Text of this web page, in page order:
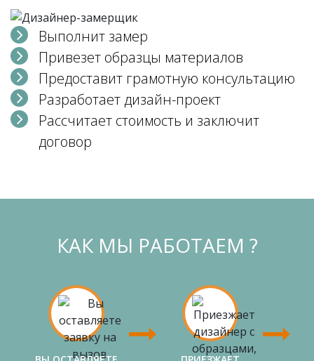
Выполнит замер
Привезет образцы материалов
Предоставит грамотную консультацию
Разработает дизайн-проект
Рассчитает стоимость и заключит
договор
КАК МЫ РАБОТАЕМ ?